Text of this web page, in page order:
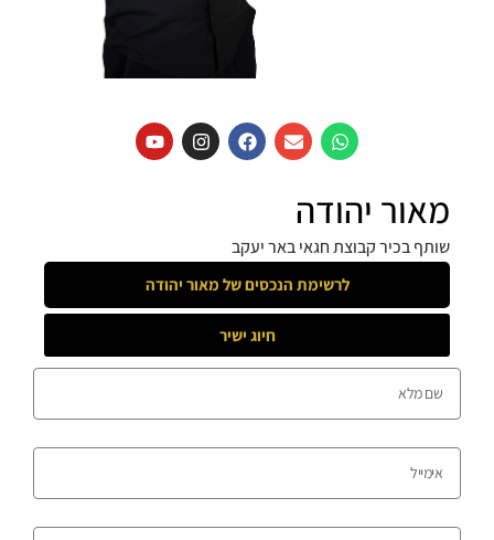
מאור יהודה
שותף בכיר קבוצת חגאי באר יעקב
לרשימת הנכסים שלמאור יהודה
חיוג ישיר